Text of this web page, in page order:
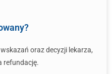
oraz decyzji lekarza,
refundację.